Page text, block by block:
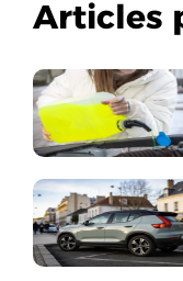
Articles